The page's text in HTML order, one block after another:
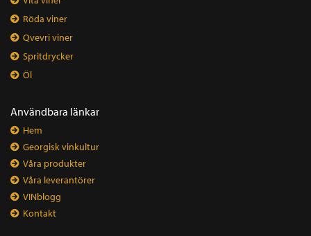
Röda viner
Qvevri viner
Spritdrycker
Öl
Användbara länkar
Hem
Georgisk vinkultur
Våra produkter
Våra leverantörer
VINblogg
Kontakt